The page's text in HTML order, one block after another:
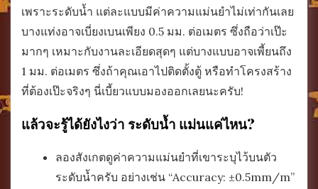
เพราะระดับน้ำ แต่ละแบบมีค่าความแม่นยำไม่เท่ากันเลย
บางแท่งอาจเบี่ยงเบนเพียง 0.5 มม. ต่อเมตร ซึ่งถือว่าเป๊ะ
มากๆ เหมาะกับงานละเอียดสุดๆ แต่บางแบบอาจเพี้ยนถึง
1 มม. ต่อเมตร ซึ่งถ้าคุณเอาไปติดตั้งตู้ หรือทำโครงสร้าง
ที่ต้องเป๊ะจริงๆ นี่เบี้ยวแบบมองออกเลยนะครับ!
แล้วจะรู้ได้ยังไงว่า ระดับน้ำ แม่นแค่ไหน?
ลองสังเกตดูค่าความแม่นยำที่เขาระบุไว้บนตัว
ระดับน้ำครับ อย่างเช่น “Accuracy: ±0.5mm/m”